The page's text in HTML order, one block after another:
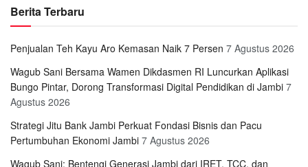
Berita Terbaru
Penjualan Teh Kayu Aro Kemasan Naik 7 Persen 7 Agustus 2026
Wagub Sani Bersama Wamen Dikdasmen RI Luncurkan Aplikasi
Bungo Pintar, Dorong Transformasi Digital Pendidikan di Jambi 7
Agustus 2026
Strategi Jitu Bank Jambi Perkuat Fondasi Bisnis dan Pacu
Pertumbuhan Ekonomi Jambi 7 Agustus 2026
Wagub Sani: Bentengi Generasi Jambi dari IRET, TCC, dan